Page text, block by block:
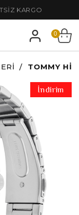
KARGO
0
TOMMY
İndirim